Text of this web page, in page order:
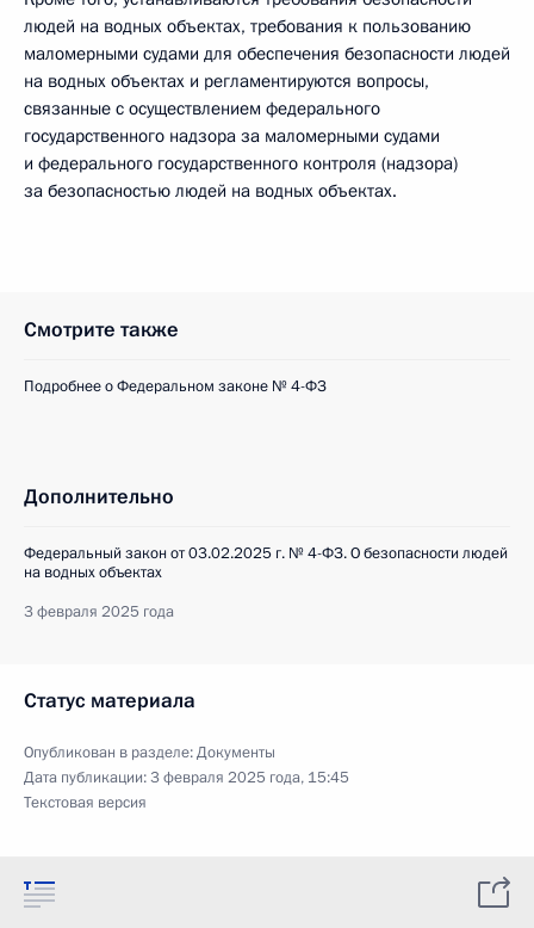
людей на водных объектах, требования к пользованию
маломерными судами для обеспечения безопасности людей
на водных объектах и регламентируются вопросы,
связанные с осуществлением федерального
государственного надзора за маломерными судами
и федерального государственного контроля (надзора)
за безопасностью людей на водных объектах.
Смотрите также
Подробнее о Федеральном законе № 4-ФЗ
Дополнительно
Федеральный закон от 03.02.2025 г. № 4-ФЗ. О безопасности людей
на водных объектах
3 февраля 2025 года
Статус материала
Опубликован в разделе:Документы
Дата публикации:3 февраля 2025 года, 15:45
Текстовая версия